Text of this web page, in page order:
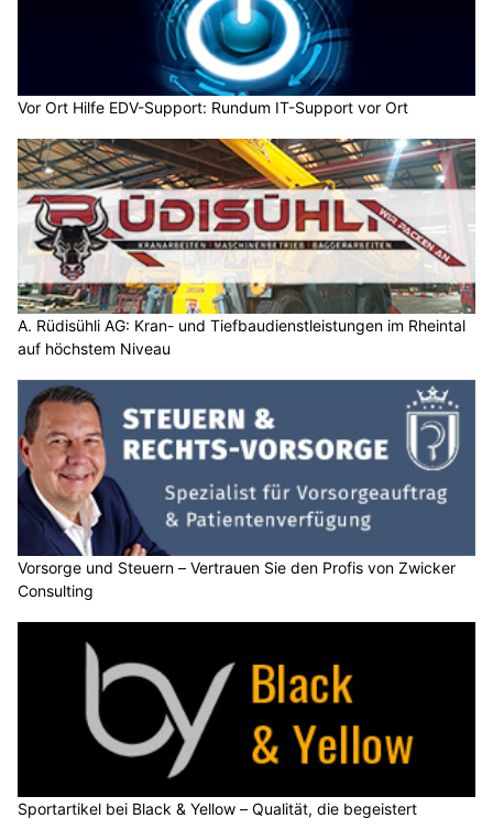
Vor Ort Hilfe EDV-Support: Rundum IT-Support vor Ort
A. Rüdisühli AG: Kran- und Tiefbaudienstleistungen im Rheintal
auf höchstem Niveau
Vorsorge und Steuern – Vertrauen Sie den Profis von Zwicker
Consulting
Sportartikel bei Black & Yellow – Qualität, die begeistert